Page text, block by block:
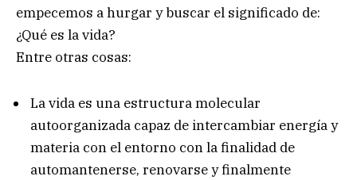
empecemos a hurgar y buscar el significado de:
¿Qué es la vida?
Entre otras cosas:
La vida es una estructura molecular
autoorganizada capaz de intercambiar energía y
materia con el entorno con la finalidad de
automantenerse, renovarse y finalmente